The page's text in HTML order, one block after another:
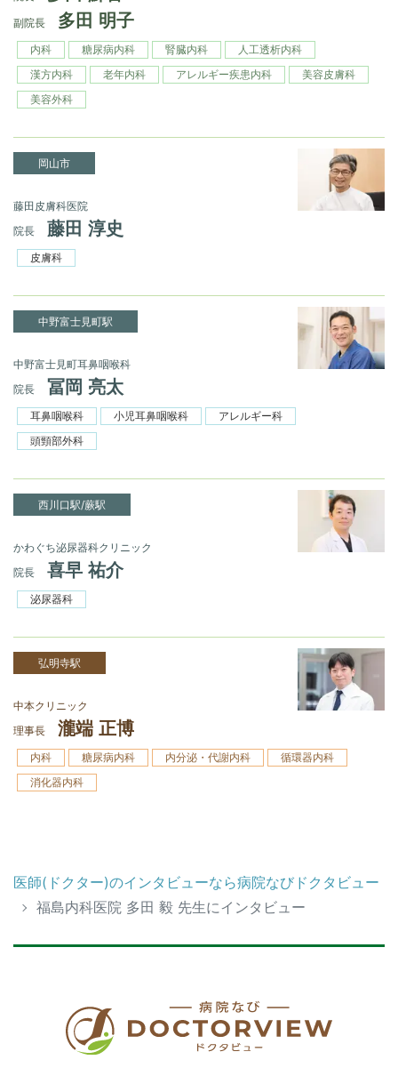
副院長 多田 明子
内科 糖尿病内科 腎臓内科
人工透析内科
漢方内科
老年内科 アレルギー疾患内科
美容皮膚科
美容外科
岡山市
藤田皮膚科医院
院長
藤田 淳史
皮膚科
中野富士見町駅
中野富士見町耳鼻咽喉科
院長
冨岡 亮太
耳鼻咽喉科 小児耳鼻咽喉科
アレルギー科
頭頸部外科
西川口駅/蕨駅
かわぐち泌尿器科クリニック
院長
喜早 祐介
泌尿器科
弘明寺駅
中本クリニック
理事長
瀧端 正博
内科 糖尿病内科 内分泌・代謝内科
循環器内科
消化器内科
医師(ドクター)のインタビューなら病院なびドクタビュー
福島内科医院 多田 毅 先生にインタビュー